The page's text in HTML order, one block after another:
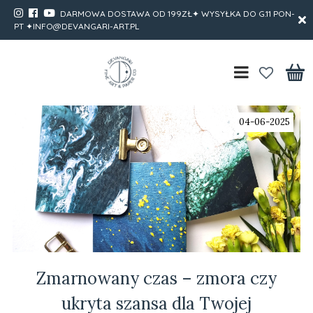
DARMOWA DOSTAWA OD 199ZŁ✦ WYSYŁKA DO G.11 PON-
PT ✦INFO@DEVANGARI-ART.PL
04-06-2025
Zmarnowany czas – zmora czy
ukryta szansa dla Twojej